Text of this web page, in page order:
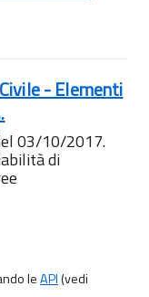
- Elementi
03/10/2017.
di
leAPI(vedi